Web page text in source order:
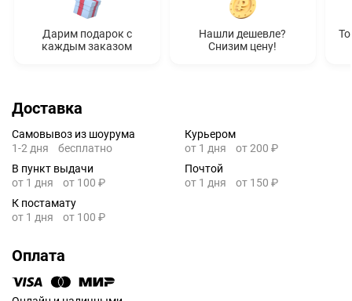
Дарим подарок с
каждым заказом
Нашли дешевле?
Снизим цену!
Доставка
Самовывоз из шоурума
1-2 дня
бесплатно
Курьером
от 1 дня
от 200 ₽
В пункт выдачи
от 1 дня
от 100 ₽
Почтой
от 1 дня
от 150 ₽
К постамату
от 1 дня
от 100 ₽
Оплата